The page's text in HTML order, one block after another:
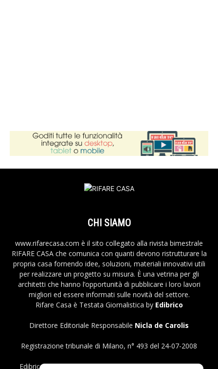
CHI SIAMO
www.rifarecasa.com è il sito collegato alla rivista bimestrale
RIFARE CASA che comunica con quanti devono ristrutturare la
propria casa fornendo idee, soluzioni, materiali innovativi utili
per realizzare un progetto su misura. È una vetrina per gli
architetti che hanno l’opportunità di pubblicare i loro lavori
migliori ed essere informati sulle novità del settore.
Rifare Casa è Testata Giornalistica by Edibrico
Direttore Editoriale Responsabile Nicla de Carolis
Registrazione tribunale di Milano, n° 493 del 24-07-2008
Edibrico srl - Viale Emilio Caldara, 44 - 20122 Milano P.iva